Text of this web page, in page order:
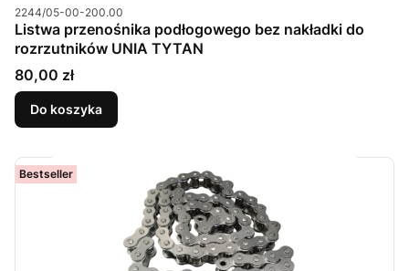
Kod produktu
2244/05-00-200.00
Listwa przenośnika podłogowego bez nakładki do
rozrzutników UNIA TYTAN
Cena
80,00 zł
Do koszyka
Bestseller